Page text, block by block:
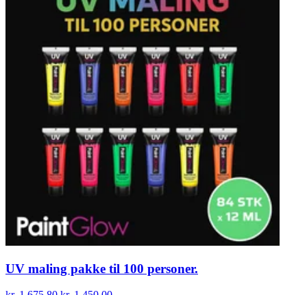
UV maling pakke til 100 personer.